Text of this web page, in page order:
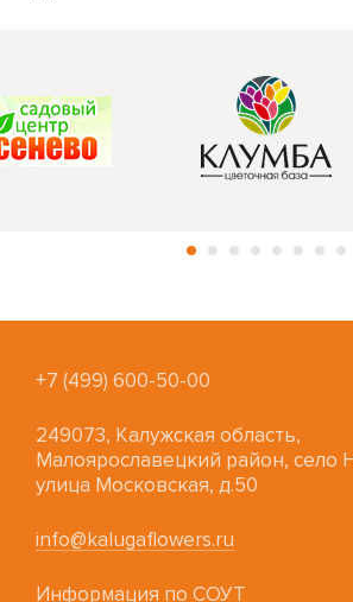
+7 (499) 600-50-00
249073, Калужская область,
Малоярославецкий район, село
улица Московская, д.50
info@kalugaflowers.ru
Информация по СОУТ